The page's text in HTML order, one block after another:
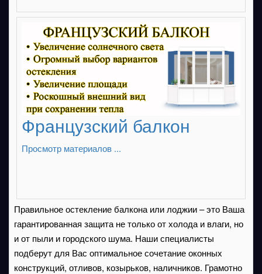
Французский балкон
Просмотр материалов ...
Правильное остекление балкона или лоджии – это Ваша
гарантированная защита не только от холода и влаги, но
и от пыли и городского шума. Наши специалисты
подберут для Вас оптимальное сочетание оконных
конструкций, отливов, козырьков, наличников. Грамотно